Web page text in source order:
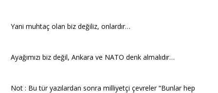
Yani muhtaç olan biz değiliz, onlardır…
Ayağımızı biz değil, Ankara ve NATO denk almalıdır…
Not : Bu tür yazılardan sonra milliyetçi çevreler “Bunlar hep